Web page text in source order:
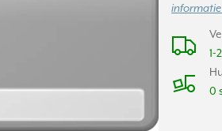
informatie
1-
0